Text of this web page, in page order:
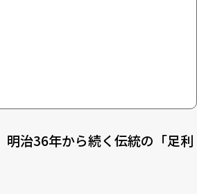
明治36年から続く伝統の「足利